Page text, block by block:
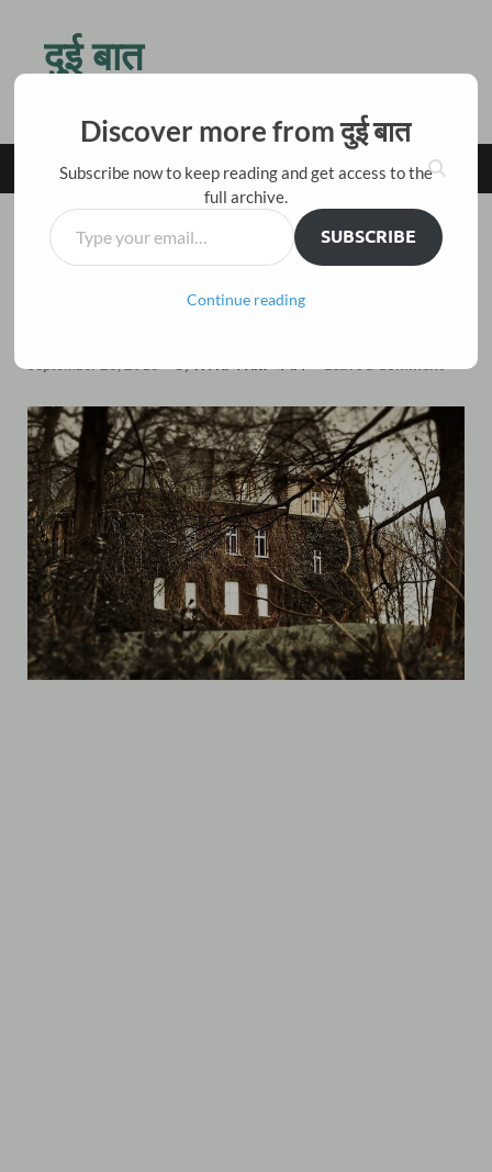
दुई बात
MAIN MENU
कहानी/ हिंदी अनुवाद
साया – मोपासां की कहानी अ घोस्ट
September 23, 2018-byविकास नैनवाल 'अंजान'-
Discover more from दुई बात
Subscribe now to keep reading and get access to the
full archive.
SUBSCRIBE
Continue reading